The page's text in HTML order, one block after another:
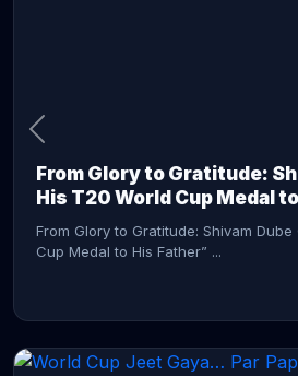
From Glory to Gratitude:
His T20 World Cup Medal
From Glory to Gratitude: Shivam
Cup Medal to His Father” ...